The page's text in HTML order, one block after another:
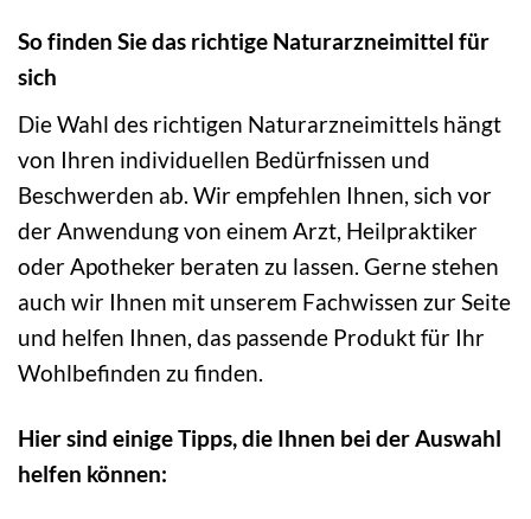
So finden Sie das richtige Naturarzneimittel für
sich
Die Wahl des richtigen Naturarzneimittels hängt
von Ihren individuellen Bedürfnissen und
Beschwerden ab. Wir empfehlen Ihnen, sich vor
der Anwendung von einem Arzt, Heilpraktiker
oder Apotheker beraten zu lassen. Gerne stehen
auch wir Ihnen mit unserem Fachwissen zur Seite
und helfen Ihnen, das passende Produkt für Ihr
Wohlbefinden zu finden.
Hier sind einige Tipps, die Ihnen bei der Auswahl
helfen können: